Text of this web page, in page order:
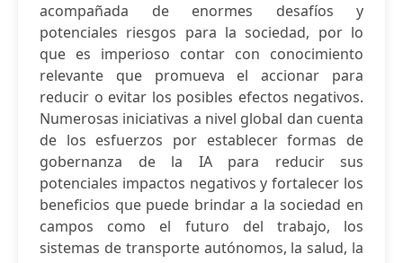
acompañada de enormes desafíos y
potenciales riesgos para la sociedad, por lo
que es imperioso contar con conocimiento
relevante que promueva el accionar para
reducir o evitar los posibles efectos negativos.
Numerosas iniciativas a nivel global dan cuenta
de los esfuerzos por establecer formas de
gobernanza de la IA para reducir sus
potenciales impactos negativos y fortalecer los
beneficios que puede brindar a la sociedad en
campos como el futuro del trabajo, los
sistemas de transporte autónomos, la salud, la